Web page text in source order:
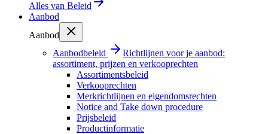
Alles van Beleid
Aanbod
Aanbod
Aanbodbeleid
Richtlijnen voor je aanbod:
assortiment, prijzen en verkooprechten
Assortimentsbeleid
Verkooprechten
Merkrichtlijnen en eigendomsrechten
Notice and Take down procedure
Prijsbeleid
Productinformatie